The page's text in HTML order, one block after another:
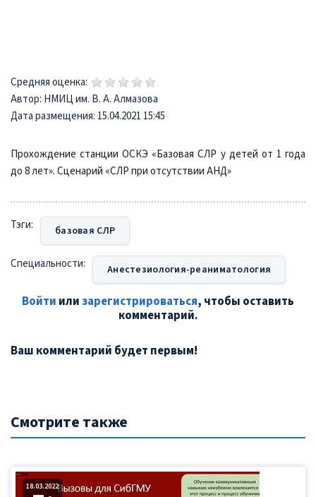
Средняя оценка:
Автор: НМИЦ им. В. А. Алмазова
Дата размещения: 15.04.2021 15:45
Прохождение станции ОСКЭ «Базовая СЛР у детей от 1 года
до 8 лет». Сценарий «СЛР при отсутствии АНД»
Тэги: базовая СЛР
Специальности: Анестезиология-реаниматология
Войти илизарегистрироваться, чтобы оставить
комментарий.
Ваш комментарий будет первым!
Смотрите также
18.03.2022